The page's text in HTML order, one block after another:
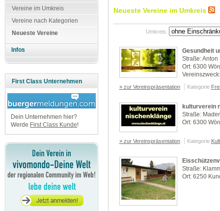
Vereine im Umkreis
Vereine nach Kategorien
Neueste Vereine
Infos
First Class Unternehmen
Dein Unternehmen hier?
Werde First Class Kunde!
Neueste Vereine im Umkreis
Umkreis:
Gesundheit
Straße: Anton
Ort: 6300
» zur Vereinspräsentation Kategorie
kulturverein
Straße:
Ort: 6300
» zur Vereinspräsentation Kategorie
Straße:
Ort: 6250